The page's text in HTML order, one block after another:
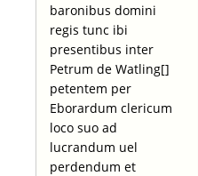
baronibus domini
regis tunc ibi
presentibus inter
Petrum de Watling[]
petentem per
Eborardum clericum
loco suo ad
lucrandum uel
perdendum et